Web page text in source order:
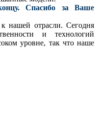
Спасибо за Ваше
нашей отрасли. Сегодня
и технологий
уровне, так что наше